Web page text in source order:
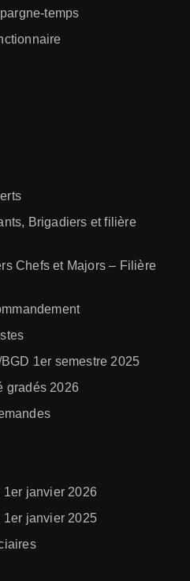
temps
Brigadiers et filière
Chefs et Majors – Filière
1er semestre 2025
gradés 2026
janvier 2026
janvier 2025